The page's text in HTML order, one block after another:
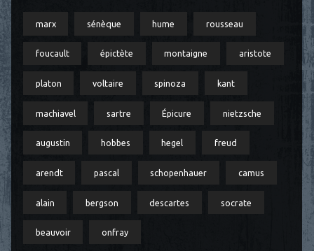
marx sénèque hume rousseau
foucault épictète montaigne aristote
platon voltaire spinoza kant
machiavel sartre Épicure nietzsche
augustin hobbes hegel freud
arendt pascal schopenhauer camus
alain bergson descartes socrate
beauvoir onfray